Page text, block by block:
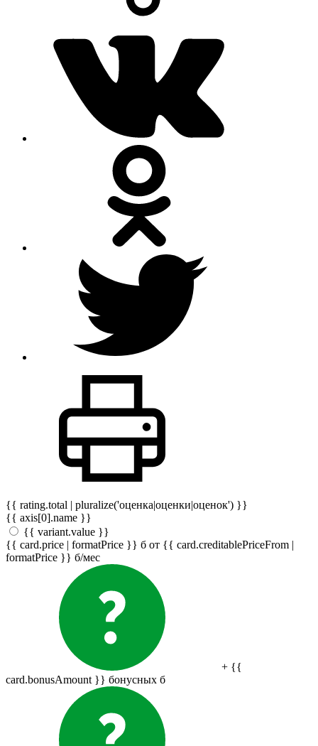
{{ rating.total | pluralize('оценка|оценки|оценок') }}
{{ axis[0].name }}
{{ variant.value }}
{{ card.price | formatPrice }} б от {{ card.creditablePriceFrom |
formatPrice }} б/мес
+ {{
card.bonusAmount }} бонусных б